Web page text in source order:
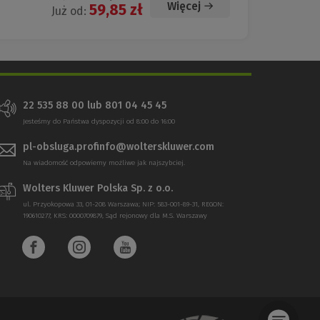
Już od: 59,85 zł Więcej
22 535 88 00 lub 801 04 45 45
Jesteśmy do Państwa dyspozycji od 8:00 do 16:00
pl-obsluga.profinfo@wolterskluwer.com
Na wiadomość odpowiemy możliwe jak najszybciej.
Wolters Kluwer Polska Sp. z o.o.
ul. Przyokopowa 33, 01-208 Warszawa; NIP: 583-001-89-31, REGON:
190610277, KRS: 0000709879, Sąd rejonowy dla M.S. Warszawy